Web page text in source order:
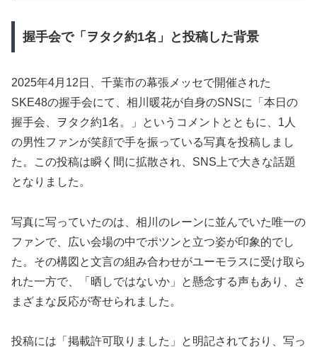
握手会で「ヲタク約1名」と投稿した背景
2025年4月12日、千葉市の幕張メッセで開催された
SKE48の握手会にて、相川暖花が自身のSNSに「本日の
握手会、ヲタク約1名。」というコメントとともに、1人
の男性ファンが笑顔で手を振っている写真を投稿しまし
た。この投稿は瞬く間に拡散され、SNS上で大きな話題
となりました。
写真に写っていたのは、相川のレーンに並んでいた唯一の
ファンで、広い会場の中でポツンと立つ姿が印象的でし
た。その構図と文言の組み合わせがユーモラスに受け取ら
れた一方で、「晒しではないか」と懸念する声もあり、さ
まざまな反応が寄せられました。
投稿には「掲載許可取りました」と明記されており、写っ